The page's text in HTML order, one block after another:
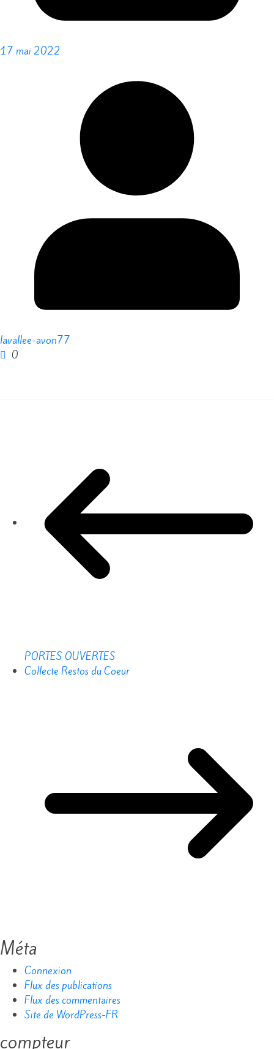
17 mai 2022
lavallee-avon77
0
PORTES OUVERTES
Collecte Restos du Coeur
Méta
Connexion
Flux des publications
Flux des commentaires
Site de WordPress-FR
compteur